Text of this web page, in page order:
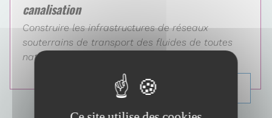
canalisation
Construire les infrastructures de réseaux
souterrains de transport des fluides de toutes
natures Le constructeur(trice)...